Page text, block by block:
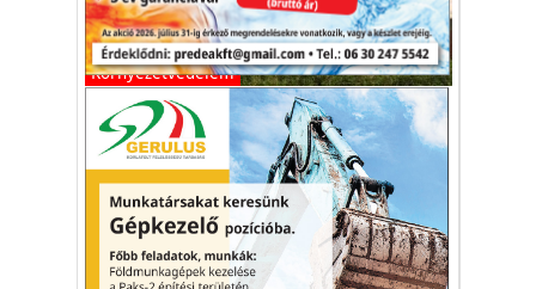
Környezetvédelem
Kéttengelyes napkövető a
gazdálkodók számára
A szerkezetek szélsőséges időjárási
események, például jégeső vagy hosszan
tartó szárazság esetén is hasznosak.